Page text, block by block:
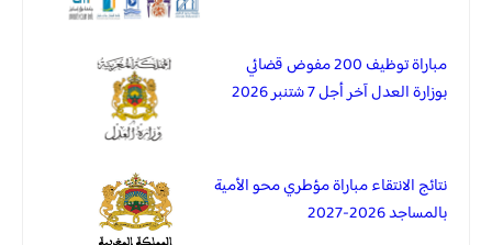
مباراة توظيف 200 مفوض قضائي
بوزارة العدل آخر أجل 7 شتنبر 2026
نتائج الانتقاء مباراة مؤطري محو الأمية
بالمساجد 2026-2027